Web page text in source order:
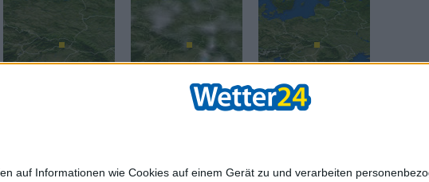
auf Informationen wie Cookies auf einem Gerät zu und verarbeiten
Wettervorhersage: Reisewetter: Reisewetter: Städte